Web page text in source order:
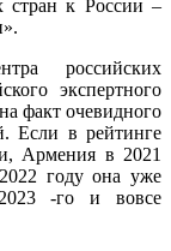
стран к России –
российских
экспертного
факт очевидного
Если в рейтинге
Армения в 2021
году она уже
-го и вовсе